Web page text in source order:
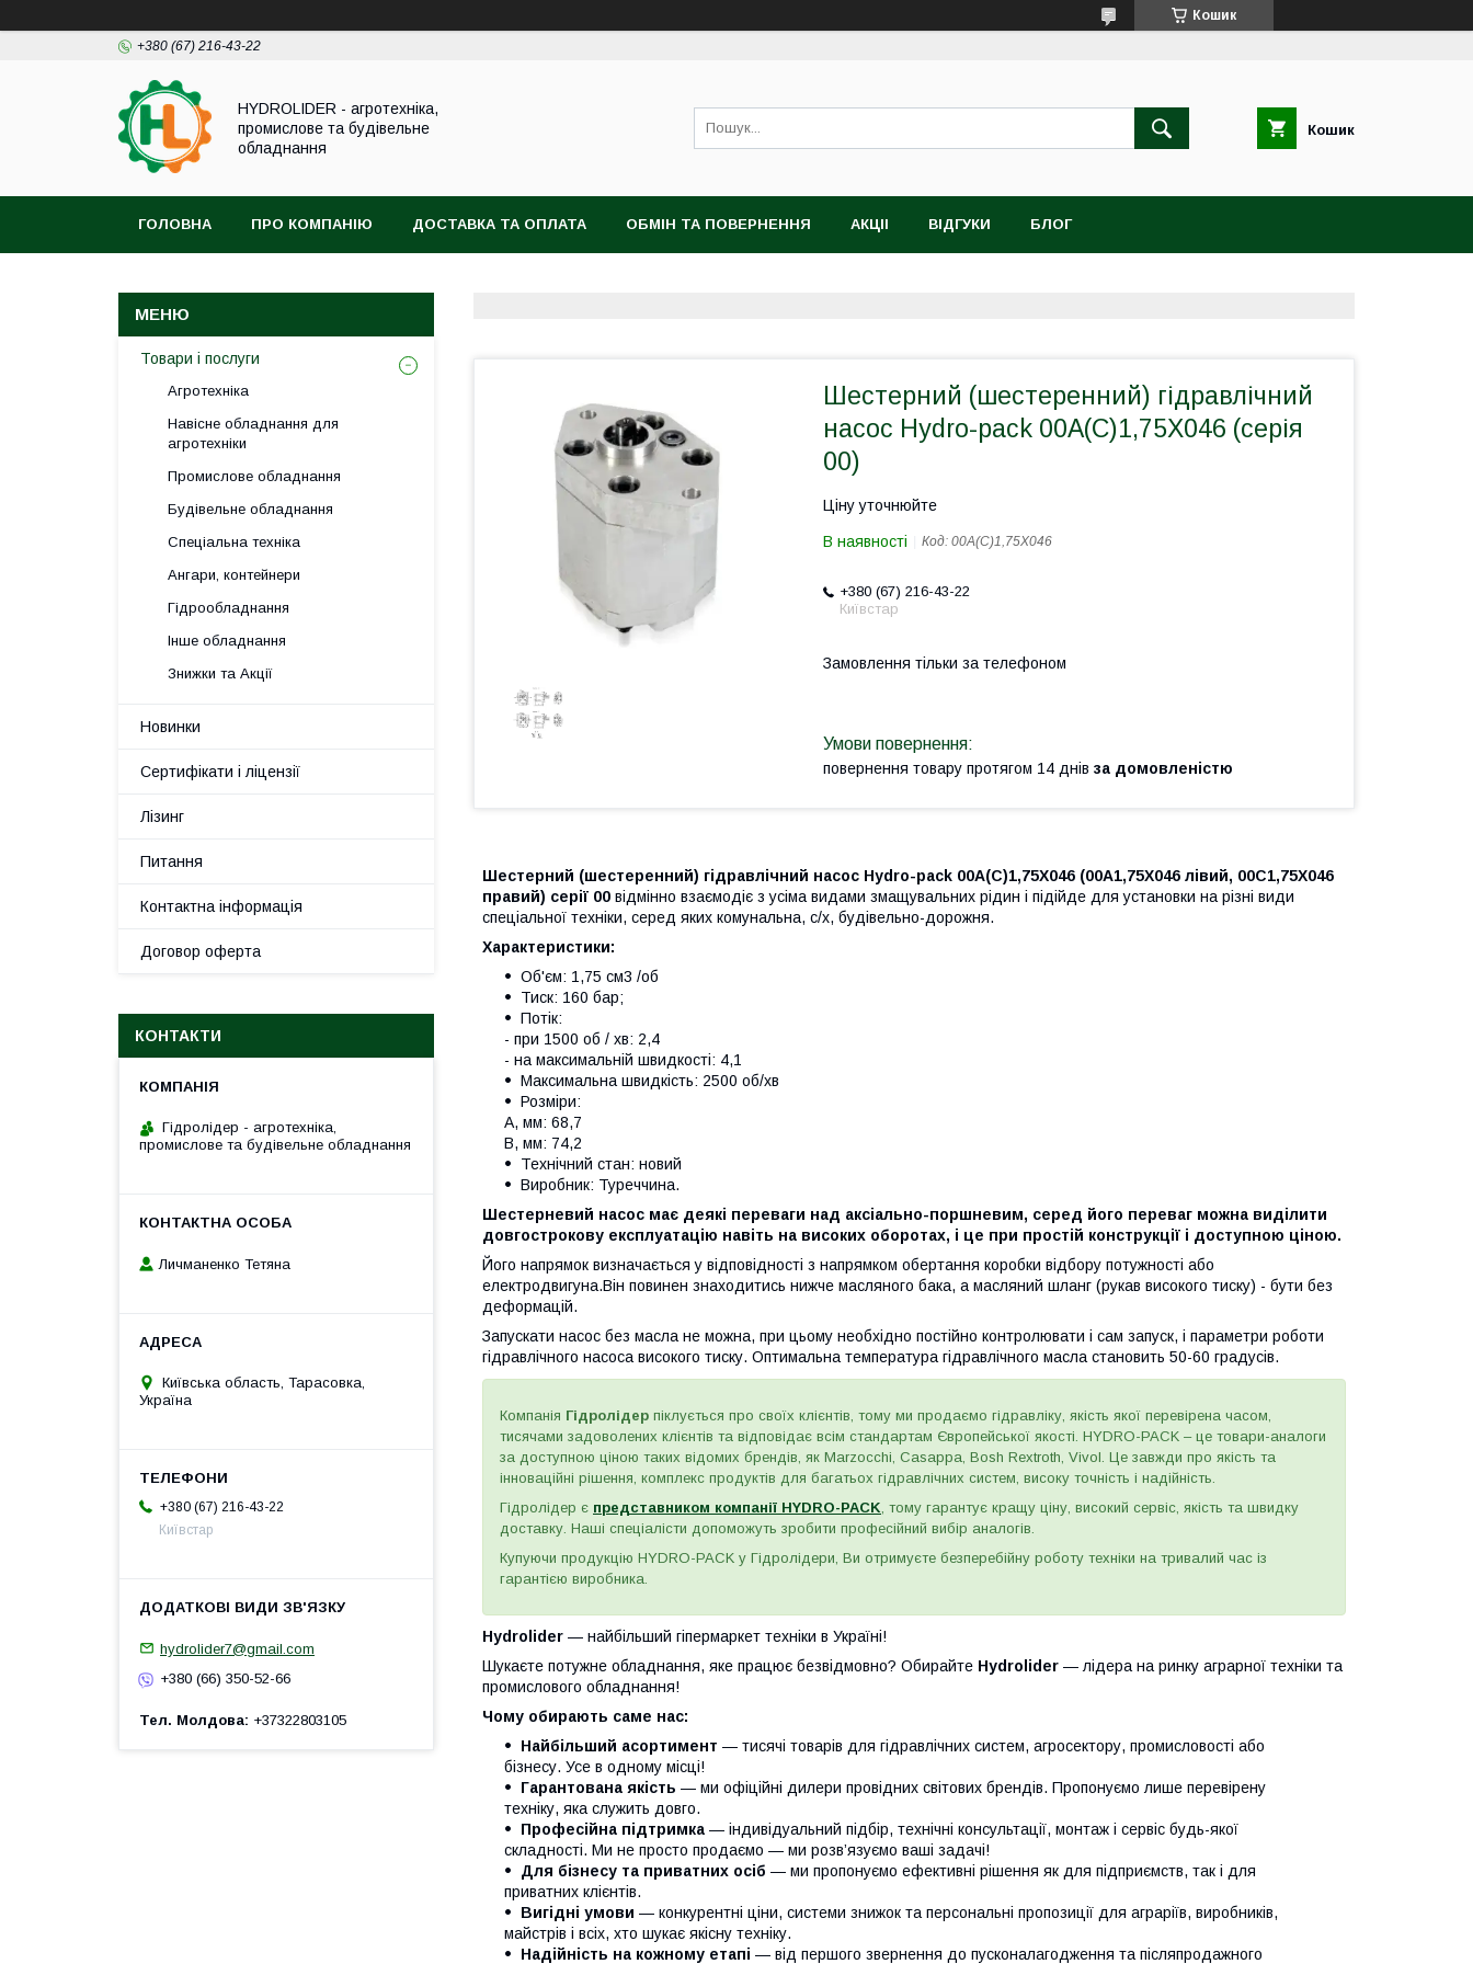
Кошик
+380 (67) 216-43-22
HYDROLIDER - агротехніка,
промислове та будівельне
обладнання
Кошик
ГОЛОВНА ПРО КОМПАНІЮ ДОСТАВКА ТА ОПЛАТА ОБМІН ТА ПОВЕРНЕННЯ АКЦІІ ВІДГУКИ БЛОГ
Шестерний (шестеренний) гідравлічний
насос Hydro-pack 00A(C)1,75X046 (серія
00)
Ціну уточнюйте
В наявності Код: 00A(C)1,75X046
+380 (67) 216-43-22
Київстар
Замовлення тільки за телефоном
повернення товару протягом 14 днів за домовленістю
Шестерний (шестеренний) гідравлічний насос Нydro-pack 00A(C)1,75X046 (00A1,75X046 лівий, 00C1,75X046
правий) серії 00 відмінно взаємодіє з усіма видами змащувальних рідин і підійде для установки на різні види
спеціальної техніки, серед яких комунальна, с/х, будівельно-дорожня.
Характеристики:
Об'єм: 1,75 см3 /об
Тиск: 160 бар;
Потік:
- при 1500 об / хв: 2,4
- на максимальній швидкості: 4,1
Максимальна швидкість: 2500 об/хв
Розміри:
A, мм: 68,7
B, мм: 74,2
Технічний стан: новий
Виробник: Туреччина.
Шестерневий насос має деякі переваги над аксіально-поршневим, серед його переваг можна виділити
довгострокову експлуатацію навіть на високих оборотах, і це при простій конструкції і доступною ціною.
Його напрямок визначається у відповідності з напрямком обертання коробки відбору потужності або
електродвигуна.Він повинен знаходитись нижче масляного бака, а масляний шланг (рукав високого тиску) - бути без
деформацій.
Запускати насос без масла не можна, при цьому необхідно постійно контролювати і сам запуск, і параметри роботи
гідравлічного насоса високого тиску. Оптимальна температура гідравлічного масла становить 50-60 градусів.
Компанія Гідролідер піклується про своїх клієнтів, тому ми продаємо гідравліку, якість якої перевірена часом,
тисячами задоволених клієнтів та відповідає всім стандартам Європейської якості. HYDRO-PACK – це товари-аналоги
за доступною ціною таких відомих брендів, як Marzocchi, Casappa, Bosh Rextroth, Vivol. Це завжди про якість та
інноваційні рішення, комплекс продуктів для багатьох гідравлічних систем, високу точність і надійність.
Гідролідер є представником компанії HYDRO-PACK, тому гарантує кращу ціну, високий сервіс, якість та швидку
доставку. Наші спеціалісти допоможуть зробити професійний вибір аналогів.
Купуючи продукцію HYDRO-PACK у Гідролідери, Ви отримуєте безперебійну роботу техніки на тривалий час із
гарантією виробника.
Hydrolider — найбільший гіпермаркет техніки в Україні!
Шукаєте потужне обладнання, яке працює безвідмовно? Обирайте Hydrolider — лідера на ринку аграрної техніки та
промислового обладнання!
Чому обирають саме нас:
Найбільший асортимент — тисячі товарів для гідравлічних систем, агросектору, промисловості або
бізнесу. Усе в одному місці!
Гарантована якість — ми офіційні дилери провідних світових брендів. Пропонуємо лише перевірену
техніку, яка служить довго.
Професійна підтримка — індивідуальний підбір, технічні консультації, монтаж і сервіс будь-якої
складності. Ми не просто продаємо — ми розв’язуємо ваші задачі!
Для бізнесу та приватних осіб — ми пропонуємо ефективні рішення як для підприємств, так і для
приватних клієнтів.
Вигідні умови — конкурентні ціни, системи знижок та персональні пропозиції для аграріїв, виробників,
майстрів і всіх, хто шукає якісну техніку.
Надійність на кожному етапі — від першого звернення до пусконалагодження та післяпродажного
Товари і послуги
Агротехніка
Навісне обладнання для
агротехніки
Промислове обладнання
Будівельне обладнання
Спеціальна техніка
Ангари, контейнери
Гідрообладнання
Інше обладнання
Знижки та Акції
Новинки
Сертифікати і ліцензії
Лізинг
Питання
Контактна інформація
Договор оферта
КОНТАКТИ
Гідролідер - агротехніка,
промислове та будівельне обладнання
Личманенко Тетяна
Київська область, Тарасовка,
Україна
+380 (67) 216-43-22
Київстар
hydrolider7@gmail.com
+380 (66) 350-52-66
Тел. Молдова +37322803105